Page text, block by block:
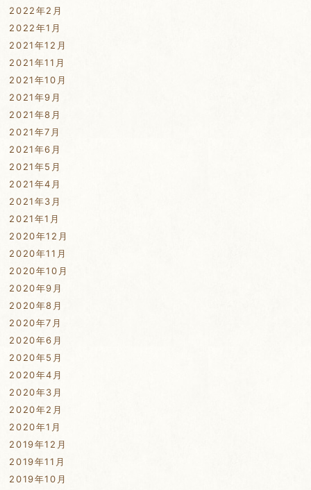
2022年2月
2022年1月
2021年12月
2021年11月
2021年10月
2021年9月
2021年8月
2021年7月
2021年6月
2021年5月
2021年4月
2021年3月
2021年1月
2020年12月
2020年11月
2020年10月
2020年9月
2020年8月
2020年7月
2020年6月
2020年5月
2020年4月
2020年3月
2020年2月
2020年1月
2019年12月
2019年11月
2019年10月